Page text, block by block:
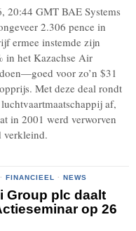
20:44 GMT BAE Systems
2.306 pence in
ermee instemde zijn
in het Kazachse Air
voor zo’n $31
Met deze deal rondt
af,
in 2001 werd verworven
verkleind.
· FINANCIEEL · NEWS
Group plc daalt
op 26